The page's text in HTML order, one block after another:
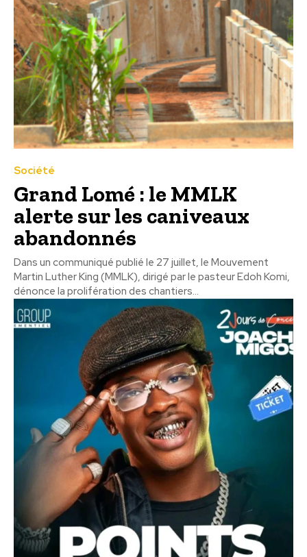
Société
Grand Lomé : le MMLK
alerte sur les caniveaux
abandonnés
Dans un communiqué publié le 27 juillet, le Mouvement
Martin Luther King (MMLK), dirigé par le pasteur Edoh Komi,
dénonce la prolifération des chantiers...